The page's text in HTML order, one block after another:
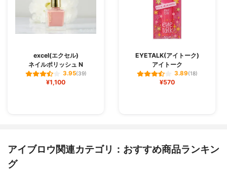
excel(エクセル)
ネイルポリッシュ N
3.95(39)
¥1,100
EYETALK(アイトーク)
アイトーク
3.89(18)
¥570
アイブロウ関連カテゴリ：おすすめ商品ランキン
グ